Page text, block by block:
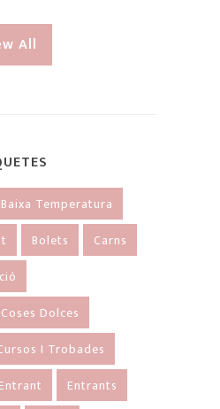
All
Baixa Temperatura
Bolets
Carns
Coses Dolces
I Trobades
Entrant Entrants